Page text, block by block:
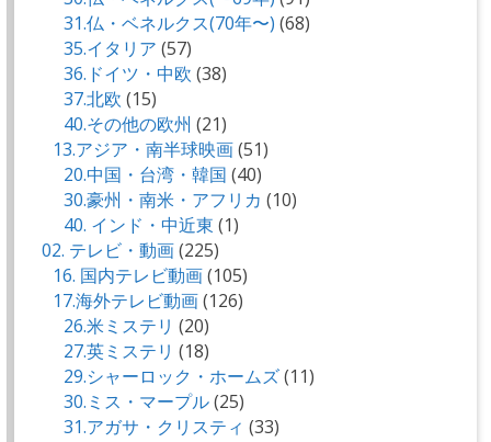
31.仏・ベネルクス(70年〜) (68)
35.イタリア (57)
36.ドイツ・中欧 (38)
37.北欧 (15)
40.その他の欧州 (21)
13.アジア・南半球映画(51)
20.中国・台湾・韓国 (40)
30.豪州・南米・アフリカ (10)
40. インド・中近東 (1)
02. テレビ・動画(225)
16. 国内テレビ動画(105)
17.海外テレビ動画(126)
26.米ミステリ (20)
27.英ミステリ (18)
29.シャーロック・ホームズ(11)
30.ミス・マープル(25)
31.アガサ・クリスティ (33)